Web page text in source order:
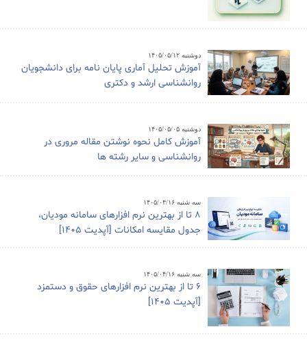
دوشنبه ۱۴۰۵/۰۵/۱۲
آموزش تحلیل آماری پایان نامه برای دانشجویان
روانشناسی ارشد و دکتری
دوشنبه ۱۴۰۵/۰۵/۰۵
آموزش کامل نحوه نوشتن مقاله مروری در
روانشناسی و سایر رشته ها
سه شنبه ۱۴۰۵/۰۴/۱۶
8 تا از بهترین نرم افزارهای سامانه مودیان،
جدول مقایسه امکانات [آپدیت 1405]
سه شنبه ۱۴۰۵/۰۴/۱۶
6 تا از بهترین نرم افزارهای حقوق و دستمزد
[آپدیت 1405]